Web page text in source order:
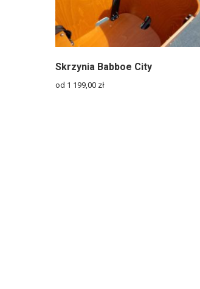
Skrzynia Babboe City
od 1 199,00 zł